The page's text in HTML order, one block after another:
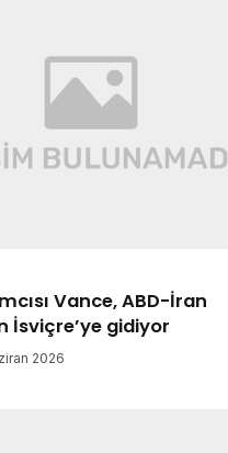
Vance, ABD-İran
İsviçre’ye gidiyor
2026